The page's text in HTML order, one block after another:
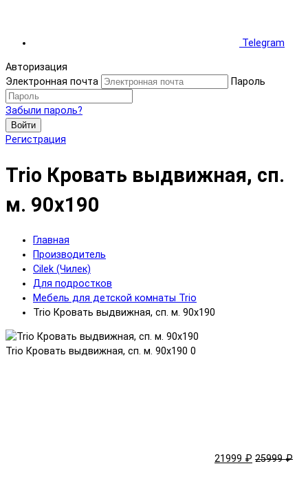
Telegram
Авторизация
Электронная почта
Пароль
Забыли пароль?
Войти
Регистрация
Trio Кровать выдвижная, сп.
м. 90х190
Главная
Производитель
Cilek (Чилек)
Для подростков
Мебель для детской комнаты Trio
Trio Кровать выдвижная, сп. м. 90х190
Trio Кровать выдвижная, сп. м. 90х190 0
21999 ₽ 25999 ₽